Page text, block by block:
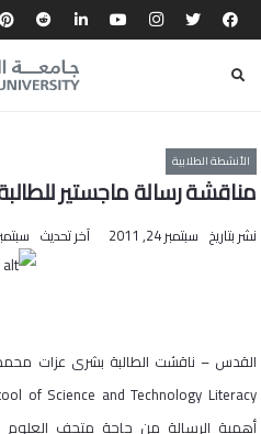
الأنشطة الطلابية
مناقشة رسالة ماجستير
نشر بتاريخ سبتمبر 24, 2011 آخر تحديث سبتمبر 24,
أهمية الرسالة من حاجة متحف